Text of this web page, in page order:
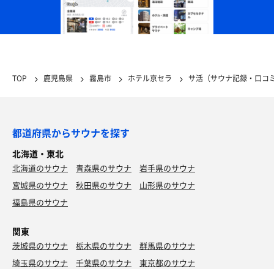
TOP 鹿児島県 霧島市 ホテル京セラ サ活（サウナ記録・口コ
都道府県からサウナを探す
北海道・東北
北海道のサウナ 青森県のサウナ
岩手県のサウナ
宮城県のサウナ
秋田県のサウナ
山形県のサウナ
福島県のサウナ
関東
茨城県のサウナ 栃木県のサウナ
群馬県のサウナ
埼玉県のサウナ
千葉県のサウナ
東京都のサウナ